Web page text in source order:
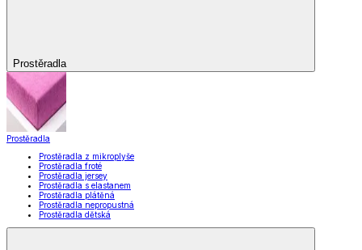
Prostěradla
Prostěradla
Prostěradla z mikroplyše
Prostěradla froté
Prostěradla jersey
Prostěradla s elastanem
Prostěradla plátěná
Prostěradla nepropustná
Prostěradla dětská